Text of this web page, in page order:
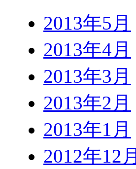
2013年5月
2013年4月
2013年3月
2013年2月
2013年1月
2012年12月